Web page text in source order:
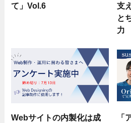
て」Vol.6
支
と
力
Webサイトの内製化は成
「